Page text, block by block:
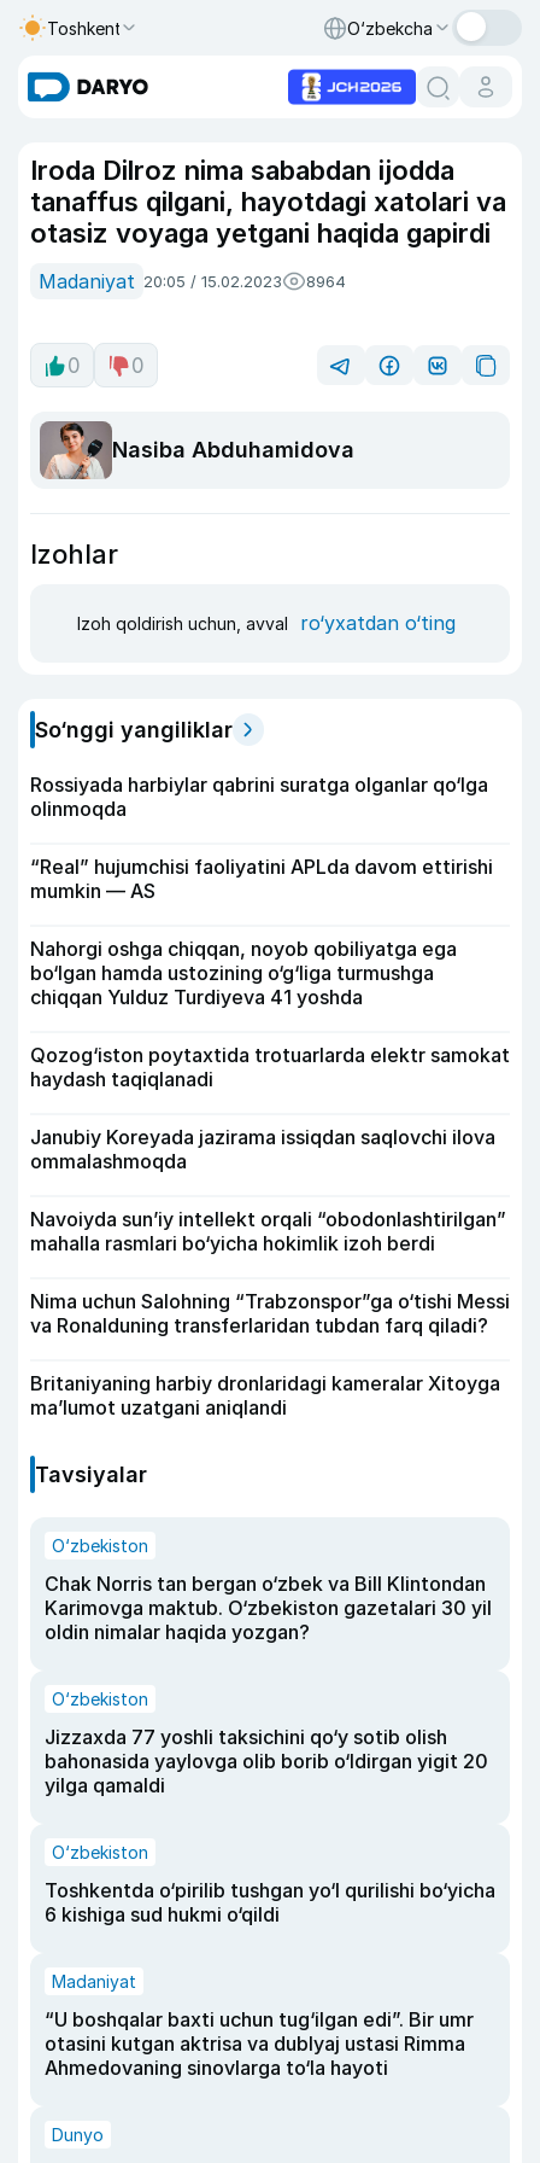
Toshkent O‘zbekcha
Iroda Dilroz nima sababdan ijodda
tanaffus qilgani, hayotdagi xatolari va
otasiz voyaga yetgani haqida gapirdi
Madaniyat 20:05 / 15.02.2023 8964
0 0
Nasiba Abduhamidova
Izohlar
Izoh qoldirish uchun, avval ro‘yxatdan o‘ting
So‘nggi yangiliklar
Rossiyada harbiylar qabrini suratga olganlar qo‘lga
olinmoqda
“Real” hujumchisi faoliyatini APLda davom ettirishi
mumkin — AS
Nahorgi oshga chiqqan, noyob qobiliyatga ega
bo‘lgan hamda ustozining o‘g‘liga turmushga
chiqqan Yulduz Turdiyeva 41 yoshda
Qozog‘iston poytaxtida trotuarlarda elektr samokat
haydash taqiqlanadi
Janubiy Koreyada jazirama issiqdan saqlovchi ilova
ommalashmoqda
Navoiyda sun’iy intellekt orqali “obodonlashtirilgan”
mahalla rasmlari bo‘yicha hokimlik izoh berdi
Nima uchun Salohning “Trabzonspor”ga o‘tishi Messi
va Ronalduning transferlaridan tubdan farq qiladi?
Britaniyaning harbiy dronlaridagi kameralar Xitoyga
ma’lumot uzatgani aniqlandi
Tavsiyalar
O‘zbekiston
Chak Norris tan bergan o‘zbek va Bill Klintondan
Karimovga maktub. O‘zbekiston gazetalari 30 yil
oldin nimalar haqida yozgan?
O‘zbekiston
Jizzaxda 77 yoshli taksichini qo‘y sotib olish
bahonasida yaylovga olib borib o‘ldirgan yigit 20
yilga qamaldi
O‘zbekiston
Toshkentda o‘pirilib tushgan yo‘l qurilishi bo‘yicha
6 kishiga sud hukmi o‘qildi
Madaniyat
“U boshqalar baxti uchun tug‘ilgan edi”. Bir umr
otasini kutgan aktrisa va dublyaj ustasi Rimma
Ahmedovaning sinovlarga to‘la hayoti
Dunyo